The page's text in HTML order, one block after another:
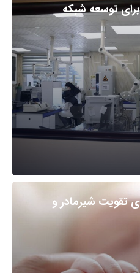
برای توسعه شبکه
تقویت شیرمادر و